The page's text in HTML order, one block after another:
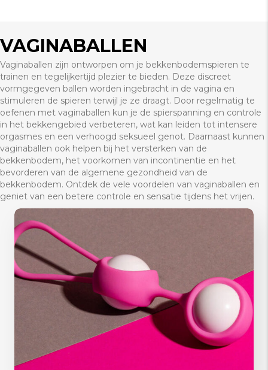
VAGINABALLEN
Vaginaballen zijn ontworpen om je bekkenbodemspieren te
trainen en tegelijkertijd plezier te bieden. Deze discreet
vormgegeven ballen worden ingebracht in de vagina en
stimuleren de spieren terwijl je ze draagt. Door regelmatig te
oefenen met vaginaballen kun je de spierspanning en controle
in het bekkengebied verbeteren, wat kan leiden tot intensere
orgasmes en een verhoogd seksueel genot. Daarnaast kunnen
vaginaballen ook helpen bij het versterken van de
bekkenbodem, het voorkomen van incontinentie en het
bevorderen van de algemene gezondheid van de
bekkenbodem. Ontdek de vele voordelen van vaginaballen en
geniet van een betere controle en sensatie tijdens het vrijen.